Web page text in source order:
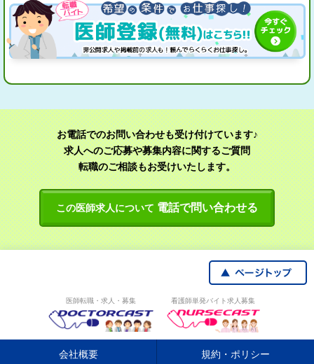
お電話でのお問い合わせも受け付けています♪
求人へのご応募や募集内容に関するご質問
転職のご相談もお受けいたします。
この医師求人について 電話で問い合わせる
医師転職・求人・募集 看護師単発バイト求人募集
会社概要 規約・ポリシー